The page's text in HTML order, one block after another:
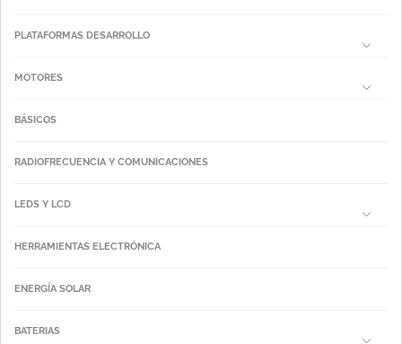
PLATAFORMAS DESARROLLO
MOTORES
BÁSICOS
RADIOFRECUENCIA Y COMUNICACIONES
LEDS Y LCD
HERRAMIENTAS ELECTRÓNICA
ENERGÍA SOLAR
BATERIAS